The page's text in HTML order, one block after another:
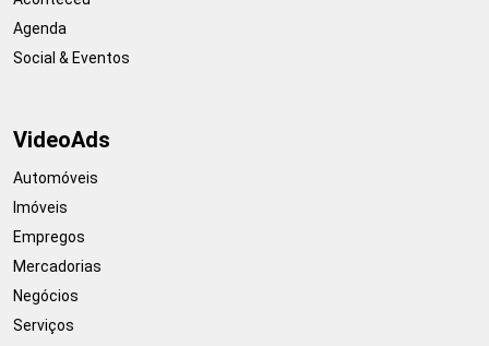
Agenda
Social & Eventos
VideoAds
Automóveis
Imóveis
Empregos
Mercadorias
Negócios
Serviços